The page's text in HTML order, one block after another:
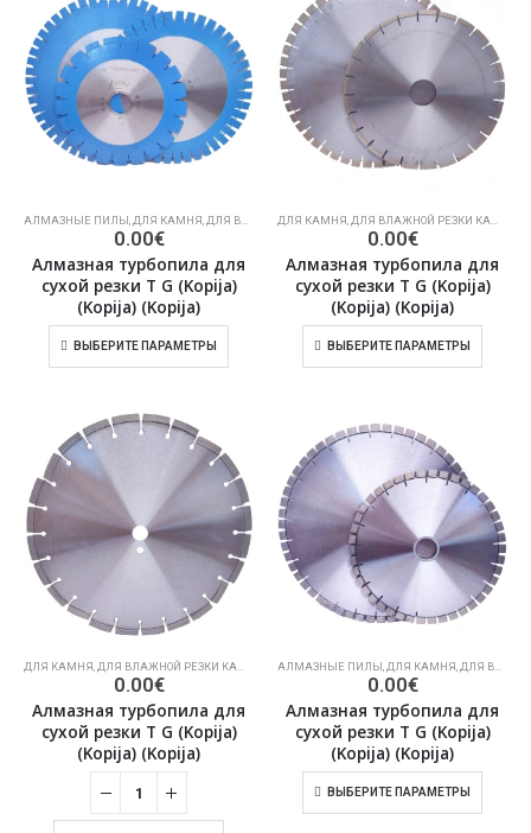
АЛМАЗНЫЕ ПИЛЫ ДЛЯ КАМНЯ ДЛЯ ВЛАЖНОЙ РЕЗКИ КАМНЯ
0.00€
Алмазная турбопила для
сухой резки T G (Kopija)
(Kopija) (Kopija)
ВЫБЕРИТЕ ПАРАМЕТРЫ
ДЛЯ КАМНЯ ДЛЯ ВЛАЖНОЙ РЕЗКИ КАМНЯ
0.00€
Алмазная турбопила для
сухой резки T G (Kopija)
(Kopija) (Kopija)
ВЫБЕРИТЕ ПАРАМЕТРЫ
ДЛЯ КАМНЯ ДЛЯ ВЛАЖНОЙ РЕЗКИ КАМНЯ АЛМАЗНЫЕ ПИЛЫ
0.00€
Алмазная турбопила для
сухой резки T G (Kopija)
(Kopija) (Kopija)
АЛМАЗНЫЕ ПИЛЫ ДЛЯ КАМНЯ ДЛЯ ВЛАЖНОЙ РЕЗКИ КАМНЯ
0.00€
Алмазная турбопила для
сухой резки T G (Kopija)
(Kopija) (Kopija)
ВЫБЕРИТЕ ПАРАМЕТРЫ